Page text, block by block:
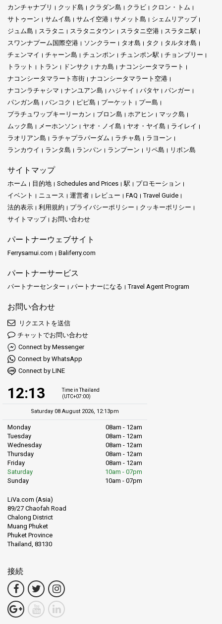
カンチャナブリ
クッド島 クラダン島 クラビ
クロン・トム
サトゥーン
サムイ島 サムイ空港 サメット島
シェムリアップ
ジュム島
スラタニ スラタニタウン スラタニ空港
スラタニ駅
スワンナプーム国際空港
ソンクラー タオ島 タク
タルタオ島
チェンマイ
チャーン島 チュンポン チュンポン駅
チョンブリー
トラット
トラン ドンサク ナカ島
ナコンシータマラート
ナコンシータマラート市街
ナコンシータマラート空港
ナコンラチャシマ
ナンユアン島 ハジャイ パタヤ
パンガー
パンガン島
バンコク ピピ島 プーケット
プー島
プラチュワップキーリーカン
ブロン島 ホアヒン
マック島
ムック島
メーホンソン ヤオ・ノイ島 ヤオ・ヤイ島
ライレイ
ラオリアン島
ラチャプラパーダム ラチャ島
ラヨーン
ランカウイ
ランタ島 ランパン ランプーン リペ島 リボン島
サイトマップ
ホーム 目的地 Schedules and Prices 駅
プロモーション
イベント
ニュース 運営者 レビュー FAQ
Travel Guide
法的表示
利用規約 プライバシーポリシー
クッキーポリシー
サイトマップ
お問い合わせ
パートナーウェブサイト
Ferrysamui.com Baliferry.com
パートナーサービス
パートナーセンター パートナーになる Travel Agent Program
お問い合わせ
リクエストを送信
チャットでお問い合わせ
Connect by Messenger
Connect by WhatsApp
Connect by LINE
12:13
Time in Thailand
(UTC+07:00)
Saturday 08 August 2026, 12:13pm
Monday
08am - 12am
Tuesday
08am - 12am
Wednesday
08am - 12am
Thursday
08am - 12am
Friday
08am - 12am
Saturday
10am - 07pm
Sunday
10am - 07pm
LiVa.com (Asia)
89/27 Chaofah Road
Chalong District
Muang Phuket
Phuket Province
Thailand, 83130
接続